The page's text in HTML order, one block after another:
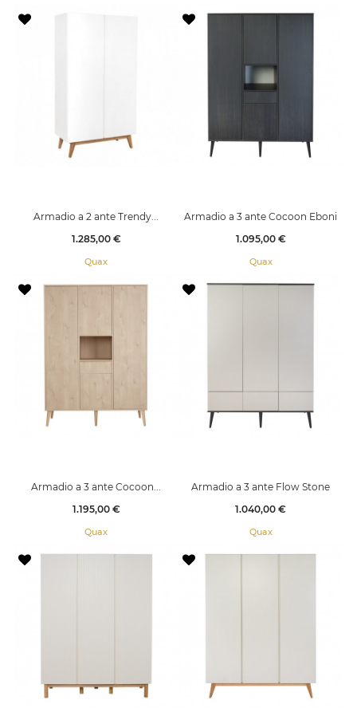
Armadio a 2 ante Trendy...
Prezzo
1.285,00 €
Quax
Armadio a 3 ante Cocoon Eboni
Prezzo
1.095,00 €
Quax
Armadio a 3 ante Cocoon...
Prezzo
1.195,00 €
Quax
Armadio a 3 ante Flow Stone
Prezzo
1.040,00 €
Quax